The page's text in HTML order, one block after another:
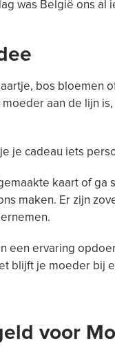
was België ons al
bos bloemen
aan de lijn
je cadeau iets
kaart of ga
maken. Er zijn
een ervaring
blijft je moeder bij
voor